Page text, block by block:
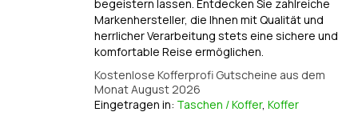
begeistern lassen. Entdecken Sie zahlreiche
Markenhersteller, die Ihnen mit Qualität und
herrlicher Verarbeitung stets eine sichere und
komfortable Reise ermöglichen.
Kostenlose Kofferprofi Gutscheine aus dem
Monat August 2026
Eingetragen in: Taschen / Koffer, Koffer